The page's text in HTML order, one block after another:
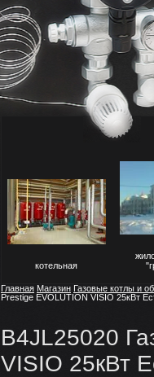
котельная
Главная Магазин Газовые котлы и
Prestige EVOLUTION VISIO 25кВт
B4JL25020
VISIO 25кВт